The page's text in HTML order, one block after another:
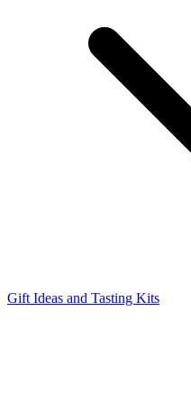
Gift Ideas and Tasting Kits